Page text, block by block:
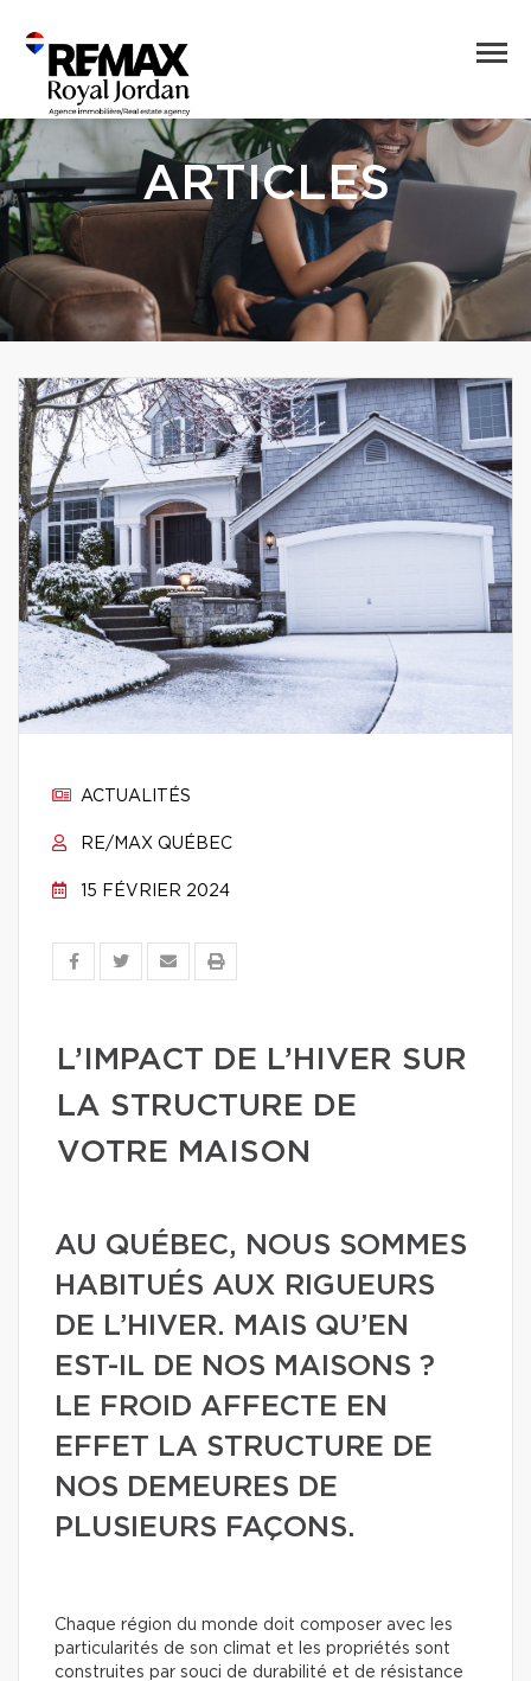
ARTICLES
ACTUALITÉS
RE/MAX QUÉBEC
15 FÉVRIER 2024
L’IMPACT DE L’HIVER SUR
LA STRUCTURE DE
VOTRE MAISON
AU QUÉBEC, NOUS SOMMES
HABITUÉS AUX RIGUEURS
DE L’HIVER. MAIS QU’EN
EST-IL DE NOS MAISONS ?
LE FROID AFFECTE EN
EFFET LA STRUCTURE DE
NOS DEMEURES DE
PLUSIEURS FAÇONS.
Chaque région du monde doit composer avec les
particularités de son climat et les propriétés sont
construites par souci de durabilité et de résistance